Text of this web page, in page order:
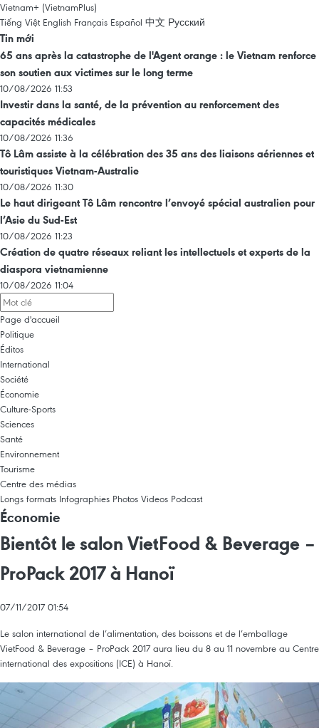
Vietnam+ (VietnamPlus)
Tiếng Việt English Français Español 中文 Русский
Tin mới
65 ans après la catastrophe de l'Agent orange : le Vietnam renforce
son soutien aux victimes sur le long terme
10/08/2026 11:53
Investir dans la santé, de la prévention au renforcement des
capacités médicales
10/08/2026 11:36
Tô Lâm assiste à la célébration des 35 ans des liaisons aériennes et
touristiques Vietnam-Australie
10/08/2026 11:30
Le haut dirigeant Tô Lâm rencontre l’envoyé spécial australien pour
l’Asie du Sud-Est
10/08/2026 11:23
Création de quatre réseaux reliant les intellectuels et experts de la
diaspora vietnamienne
10/08/2026 11:04
Page d'accueil
Politique
Éditos
International
Société
Économie
Culture-Sports
Sciences
Santé
Environnement
Tourisme
Centre des médias
Longs formats Infographies Photos Videos Podcast
Économie
Bientôt le salon VietFood & Beverage –
ProPack 2017 à Hanoï
07/11/2017 01:54
Le salon international de l’alimentation, des boissons et de l’emballage
VietFood & Beverage – ProPack 2017 aura lieu du 8 au 11 novembre au Centre
international des expositions (ICE) à Hanoï.